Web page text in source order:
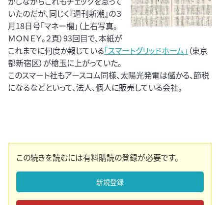
いたのだが、同じく『週刊新潮』の３
月18日号「マネー欄」（上右写真。
ＭＯＮＥＹ。２頁）93回目で、本紙が
これまでに何度か報じている「スマートグリッドホーム」 （東京
都新宿区）が槍玉に上がっていた。
このスマート社もアースコム同様、太陽光発電は儲かる、節税
になるなどといって、法人、個人に販売している会社。
この続きを読むには有料購読の登録が必要です。
新規登録